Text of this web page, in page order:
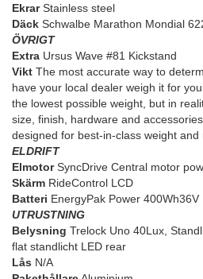
EkrarStainless steel
Däck Schwalbe Marathon Mondial
ÖVRIGT
Extra Ursus Wave #81 Kickstand
Vikt The most accurate way to
have your local dealer weigh it for
the lowest possible weight, but in
size, finish, hardware and
designed for best-in-class weight and
ELDRIFT
ElmotorSyncDrive Central motor
Skärm RideControl LCD
Batteri EnergyPak Power
UTRUSTNING
Belysning Trelock Uno 40Lux,
flat standlicht LED rear
Lås N/A